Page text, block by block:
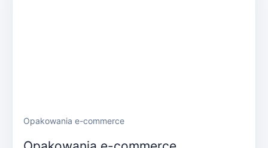
Opakowania e-commerce